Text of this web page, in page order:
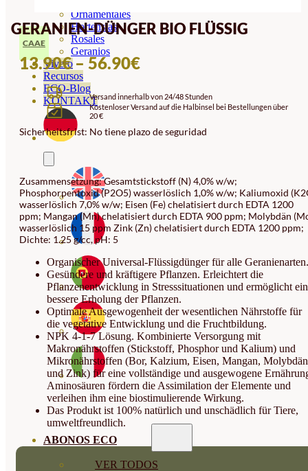
Ornamentales
Hortensias
Rosales
Geranios
Vivero
Recursos
ECO-Blog
KONTAKT
ABONOS ECO
VER TODOS
GERANIEN-DÜNGER BIO FLÜSSIG
CAAE
13.90€–56.90€PREISSPANNE:
BIS
Versand innerhalb von 24/48 Stunden
Kostenloser Versand auf die Halbinsel bei Bestellungen über
20 €
Sicherheitsfrist: No tiene plazo de seguridad
Zusammensetzung: Gesamtstickstoff (N) 4,0% w/w;
Phosphorpentoxid (P2O5) wasserlöslich 1,0% w/w; Kaliumoxid
wasserlöslich 7,0% w/w; Eisen (Fe) chelatisiert durch EDTA 1200
ppm; Mangan (Mn) chelatisiert durch EDTA 900 ppm; Molybdän
wasserlöslich 15 ppm Zink (Zn) chelatisiert durch EDTA 1200 ppm;
Dichte: 1.25 g/cc, pH: 5
Organischer Universal-Flüssigdünger für alle Geranienarten.
Gesündere und kräftigere Pflanzen. Erleichtert die
Pflanzenentwicklung in Stresssituationen und ermöglicht
bessere Erholung der Pflanzen.
Optimale Ausgewogenheit der wesentlichen Nährstoffe für
die vegetative Entwicklung und die Fruchtbildung.
NPK 4-1-7 Lösung. Kombinierte Versorgung mit
Makronährstoffen (Stickstoff, Phosphor und Kalium) und
Mikronährstoffen (Bor, Kalzium, Eisen, Mangan, Molybdän
und Zink) für eine vollständige und ausgewogene
Aminosäuren fördern die Assimilation der Elemente und
verleihen ihm eine biostimulierende Wirkung.
Das Produkt ist 100% natürlich und unschädlich für Tiere,
umweltfreundlich.